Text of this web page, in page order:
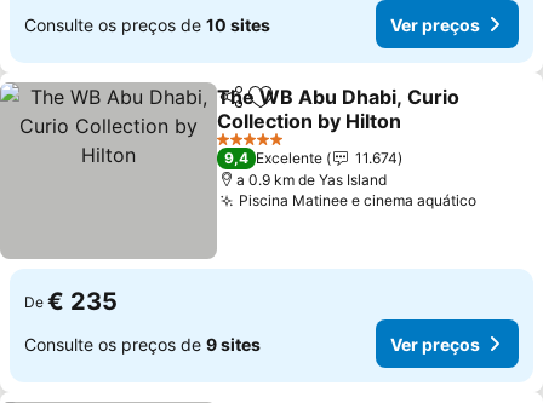
Consulte os preços de 10 sites Ver preços
PartilharAdicionar aos favoritos
The WB Abu Dhabi, Curio
Collection by Hilton
Ver preços
5 Estrelas
9,4 Excelente
11.674
a 0.9 km de Yas Island
Piscina Matinee e cinema aquáticoVer
De € 235
Consulte os preços de 9 sites Ver preços